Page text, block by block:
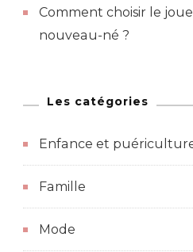
Comment choisir le
nouveau-né ?
Les catégories
Enfance et
Famille
Mode